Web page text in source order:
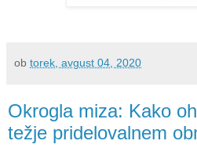
ob torek, avgust 04, 2020
Okrogla miza: Kako
težje pridelovalnem